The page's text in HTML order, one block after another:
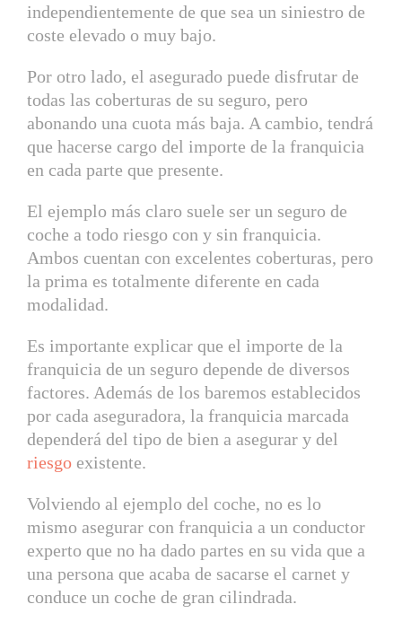
independientemente de que sea un siniestro de
coste elevado o muy bajo.
Por otro lado, el asegurado puede disfrutar de
todas las coberturas de su seguro, pero
abonando una cuota más baja. A cambio, tendrá
que hacerse cargo del importe de la franquicia
en cada parte que presente.
El ejemplo más claro suele ser un seguro de
coche a todo riesgo con y sin franquicia.
Ambos cuentan con excelentes coberturas, pero
la prima es totalmente diferente en cada
modalidad.
Es importante explicar que el importe de la
franquicia de un seguro depende de diversos
factores. Además de los baremos establecidos
por cada aseguradora, la franquicia marcada
dependerá del tipo de bien a asegurar y del
riesgo existente.
Volviendo al ejemplo del coche, no es lo
mismo asegurar con franquicia a un conductor
experto que no ha dado partes en su vida que a
una persona que acaba de sacarse el carnet y
conduce un coche de gran cilindrada.